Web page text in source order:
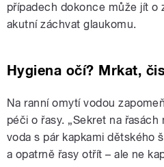
případech dokonce může jít o
akutní záchvat glaukomu.
Hygiena očí? Mrkat,
Na ranní omytí vodou
péči o řasy. „Sekret na
voda s pár kapkami dětského
a opatrně řasy otřít – ale ne